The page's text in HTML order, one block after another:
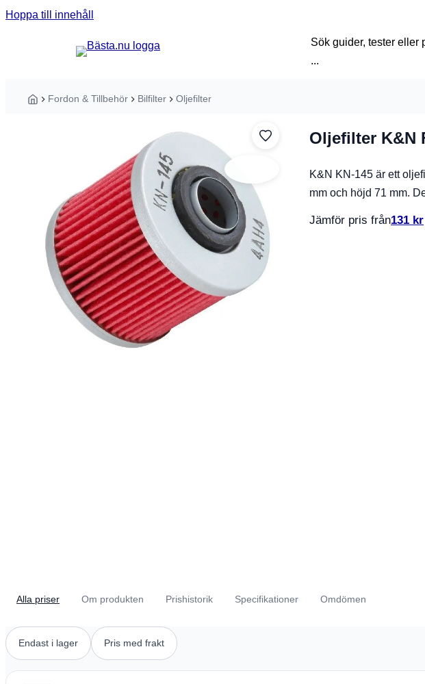
Hoppa till innehåll
Sök guider, tester eller
...
Sök guider, tester eller produkter ...
Hem
Fordon & Tillbehör Bilfilter Oljefilter
Oljefilter K&N
K&N KN-145 är ett
mm och höjd 71 mm.
Jämför pris från131 kr
Alla priser Om produkten Prishistorik Specifikationer Omdömen
Endast i lager Pris med frakt